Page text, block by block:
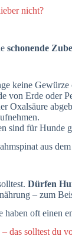
nicht?
schonende
keine Gewürze
von Erde oder
Oxalsäure
sind für Hunde
aus
Dürfen
– zum
oft einen
das solltest du